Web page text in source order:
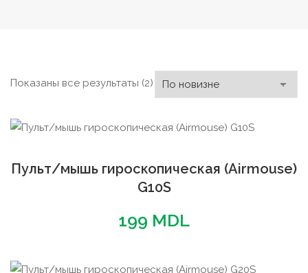
Показаны все результаты (2) Сортировка:
самые
Пульт/мышь гироскопическая (Airmouse)
G10S
199 MDL